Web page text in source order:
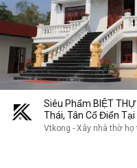
Siêu Phẩm BIỆT
Thái, Tân Cổ Điển
Vtkong - Xây nhà thờ họ